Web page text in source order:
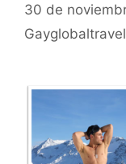
30 de
Gayglobaltravel